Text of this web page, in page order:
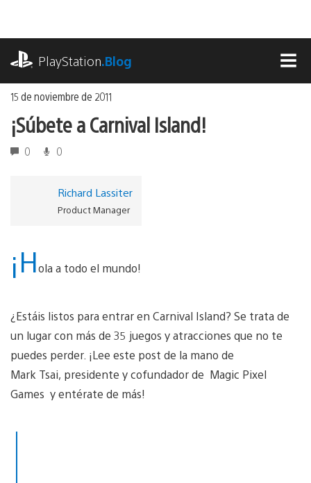
contenido
PlayStation.Blog
15 de noviembre de 2011
¡Súbete a Carnival Island!
0 0
Richard Lassiter
Product Manager
¡Hola a todo el mundo!
¿Estáis listos para entrar en Carnival Island? Se trata de
un lugar con más de 35 juegos y atracciones que no te
puedes perder. ¡Lee este post de la mano de
Mark Tsai, presidente y cofundador de Magic Pixel
Games y entérate de más!